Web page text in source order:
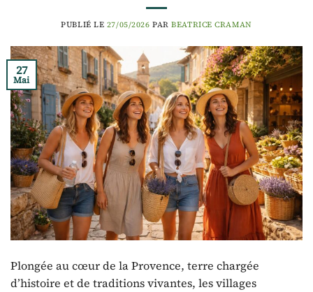
PUBLIÉ LE 27/05/2026 PARBEATRICE CRAMAN
27
Mai
Plongée au cœur de la Provence, terre chargée
d’histoire et de traditions vivantes, les villages